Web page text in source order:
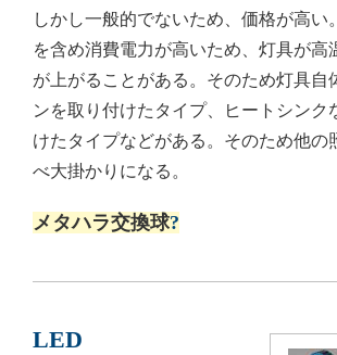
しかし一般的でないため、価格が高い
を含め消費電力が高いため、灯具が高
が上がることがある。そのため灯具自
ンを取り付けたタイプ、ヒートシンク
けたタイプなどがある。そのため他の
べ大掛かりになる。
メタハラ交換球?
LED